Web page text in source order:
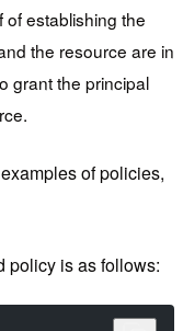
establishing the
the resource are in
grant the principal
of policies,
policy is as follows: